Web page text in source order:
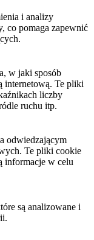
i analizy
co pomaga zapewnić
w jaki sposób
internetową. Te pliki
liczby
ruchu itp.
odwiedzającym
Te pliki cookie
informacje w celu
są analizowane i